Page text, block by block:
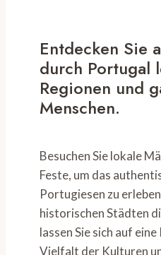
Entdecken Sie
durch Portugal
Regionen und
Menschen.
Besuchen Sie lokale
Feste, um das
Portugiesen zu
historischen Städten
lassen Sie sich auf
Vielfalt der Kulturen